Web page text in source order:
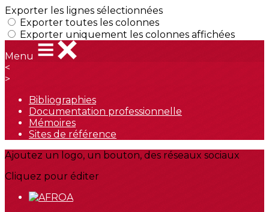
Exporter les lignes sélectionnées
Exporter toutes les colonnes
Exporter uniquement les colonnes affichées
Menu
<
>
Bibliographies
Documentation professionnelle
Mémoires
Sites de référence
Ajoutez un logo, un bouton, des réseaux sociaux
Cliquez pour éditer